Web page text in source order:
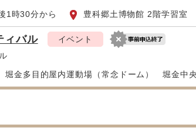
1時30分から 豊科郷土博物館 2階学習室
バル
イベント
堀金多目的屋内運動場（常念ドーム） 堀金中